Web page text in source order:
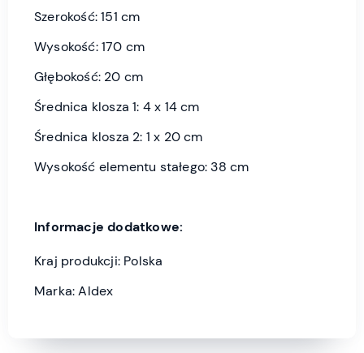
Szerokość: 151 cm
Wysokość: 170 cm
Głębokość: 20 cm
Średnica klosza 1: 4 x 14 cm
Średnica klosza 2: 1 x 20 cm
Wysokość elementu stałego: 38 cm
Informacje dodatkowe:
Kraj produkcji: Polska
Marka: Aldex